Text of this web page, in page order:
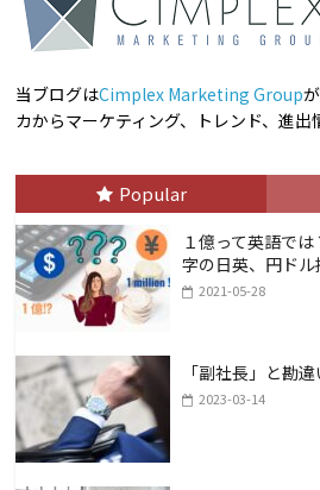
k
o
o
k
d
I
n
t
当ブログはCimplex Marketing Group
カからマーケティング、トレンド、進出
Popular
１億って英語で
字の日英、円ドル
2021-05-28
「副社長」と勘
2023-03-14